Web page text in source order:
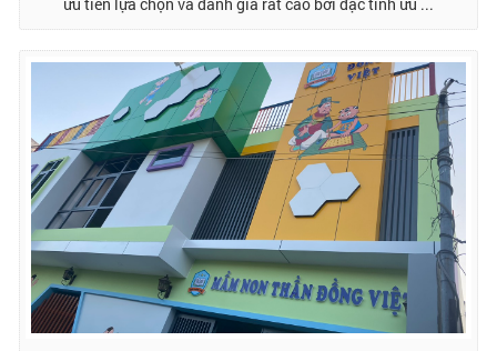
ưu tiên lựa chọn và đánh giá rất cao bởi đặc tính ưu ...